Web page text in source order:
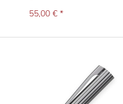
55,00 € *